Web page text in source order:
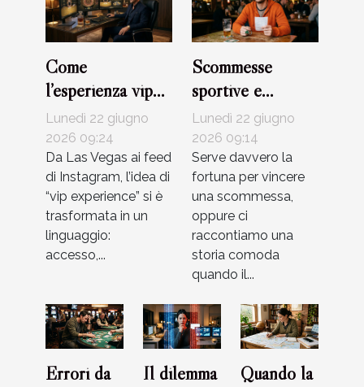
Come
l’esperienza vip
cambia il modo di
giocare nei casinò
online
Lunedì 22 giugno
2026 09:24
Da Las Vegas ai feed
di Instagram, l’idea di
“vip experience” si è
trasformata in un
linguaggio:
accesso,...
Scommesse
sportive e
superstizioni:
quanto conta
davvero la
fortuna?
Lunedì 22 giugno
2026 09:14
Serve davvero la
fortuna per vincere
una scommessa,
oppure ci
raccontiamo una
storia comoda
quando il...
Errori da
Il dilemma
Quando la